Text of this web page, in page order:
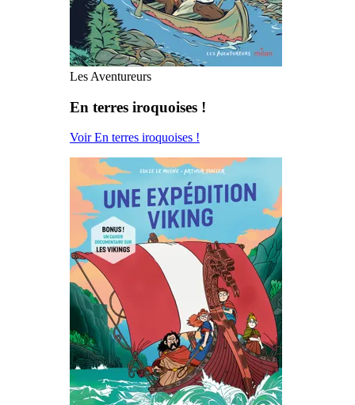
Les Aventureurs
En terres iroquoises !
Voir En terres iroquoises !